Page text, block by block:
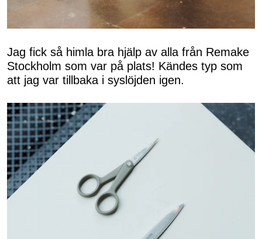
Jag fick så himla bra hjälp av alla från Remake
Stockholm som var på plats! Kändes typ som
att jag var tillbaka i syslöjden igen.